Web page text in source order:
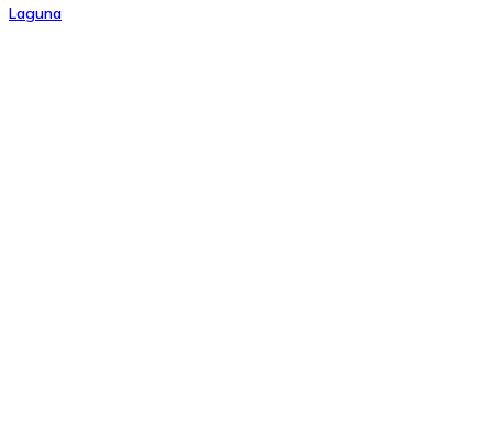
Laguna